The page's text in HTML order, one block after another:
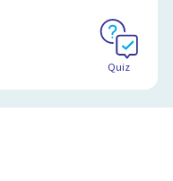
Quiz